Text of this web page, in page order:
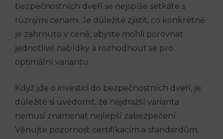
bezpečnostních dveří se nejspíše setkáte s
různými cenami. Je důležité zjistit, co konkrétně
je zahrnuto v ceně, abyste mohli porovnat
jednotlivé nabídky a rozhodnout se pro
optimální variantu.
Když jde o investici do bezpečnostních dveří, je
důležité si uvědomit, že nejdražší varianta
nemusí znamenat nejlepší zabezpečení.
Věnujte pozornost certifikacím a standardům,